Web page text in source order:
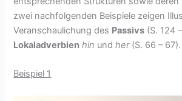
zwei nachfolgenden Beispiele zeigen
Veranschaulichung des Passivs (S. 124
Lokaladverbien hin undher(S. 66 – 67).
Beispiel 1